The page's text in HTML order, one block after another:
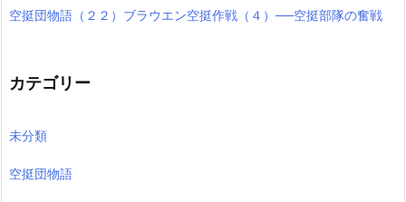
空挺団物語（２２）ブラウエン空挺作戦（４）──空挺部隊の奮戦
カテゴリー
未分類
空挺団物語